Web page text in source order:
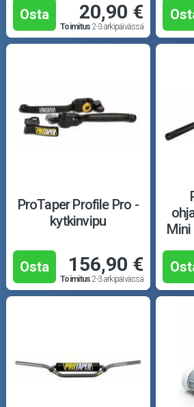
Osta 20,90 €
Toimitus 2-3 arkipäivässä
ProTaper Profile Pro -
kytkinvipu
Osta 156,90 €
Toimitus 2-3 arkipäivässä
Mini